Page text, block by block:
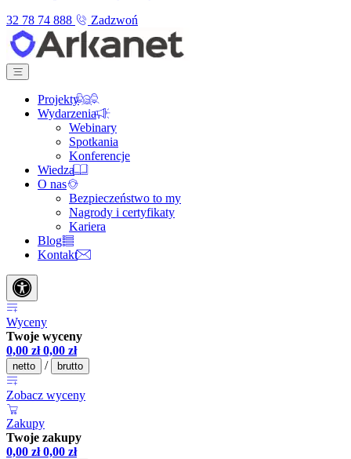
32 78 74 888
Zadzwoń
Projekty
Wydarzenia
Webinary
Spotkania
Konferencje
Wiedza
O nas
Bezpieczeństwo to my
Nagrody i certyfikaty
Kariera
Blog
Kontakt
Wyceny
Twoje wyceny
0,00 zł 0,00 zł
netto / brutto
Zobacz wyceny
Zakupy
Twoje zakupy
0,00 zł 0,00 zł